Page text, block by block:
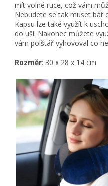
mít volné ruce, což vám
Nebudete se tak muset bát
Kapsu lze také využít k
do uší. Nakonec můžete
vám polštář vyhovoval co
Rozměr: 30 x 28 x 14 cm